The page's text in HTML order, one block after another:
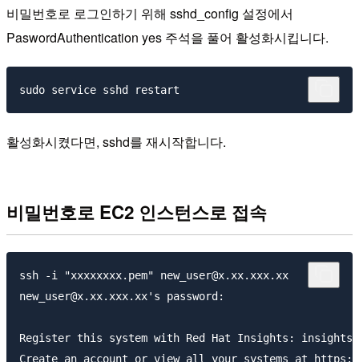
비밀번호로 로그인하기 위해 sshd_config 설정에서
PaswordAuthentication yes 주석을 풀어 활성화시킵니다.
활성화시켰다면, sshd를 재시작합니다.
비밀번호로 EC2 인스턴스로 접속
ssh -i "xxxxxxxx.pem" new_user@x.xx.xxx.xx
new_user@x.xx.xxx.xx's password:
Register this system with Red Hat Insights:
Create an account or view all your systems at